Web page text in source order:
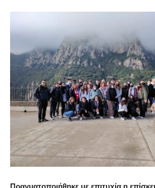
Πραγματοποιήθηκε με επιτυχία η